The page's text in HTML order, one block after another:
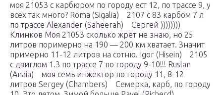
моя 21053 с карбюром по городу ест 12, по трассе 9, у
всех так много? Roma (Sigalia) 2107 с 83 карбом 7 л
по трассе Alexander (Saheerah) Сергей ))))))))
Клинков Моя 21053 сколько жрёт не знаю, но 25
литров поримерно на 190 — 200 км хватает. Значит
примерно 11-12 литров на сотню. Igor (Hisein) 2105
c двиглом 1.3 по трассе 7 по городу 9-10!!! Ruslan
(Anaia) моя семь инжектор по городу 11, 8-12
литров Sergey (Chambers) Семерка, карб, по городу